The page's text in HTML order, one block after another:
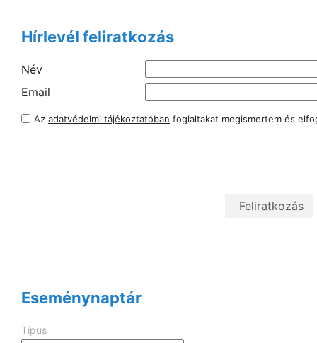
Hírlevél feliratkozás
Név
Email
Az adatvédelmi tájékoztatóban foglaltakat megismertem és
Eseménynaptár
Típus